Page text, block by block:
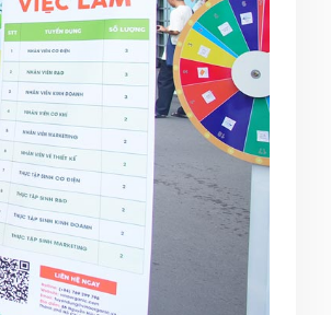
kết sự
học
biến
– Kết
phá
Ngập tràn ưu đãi từ
VinaOrganic
1 Tháng 8, 2026
Bí quyết bứt phá doanh
thu nhờ máy hấp ủ đa
năng VinaOrganic
31 Tháng 7, 2026
Đầu tư dây chuyền sản
xuất muối VinaOrganic –
Nâng cao năng lực sản